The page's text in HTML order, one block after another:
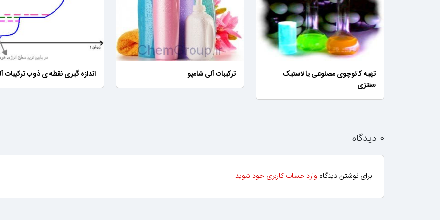
تهیه کائوچوی مصنوعی یا لاستیک
سنتزی
ترکیبات آلی شامپو اندازه گیری نقطه ی ذوب ترکیبات
۰ دیدگاه
برای نوشتن دیدگاه وارد حساب کاربری خود شوید.